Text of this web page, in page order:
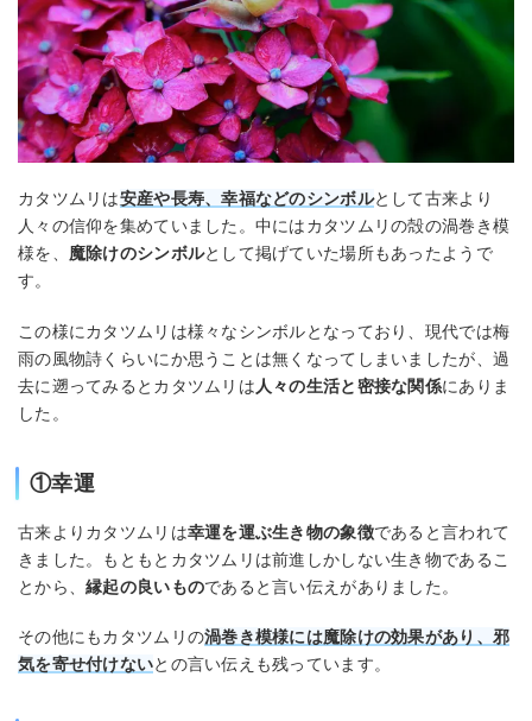
カタツムリは安産や長寿、幸福などのシンボルとして古来より
人々の信仰を集めていました。中にはカタツムリの殻の渦巻き模
様を、 魔除けのシンボルとして掲げていた場所もあったようで
す。
この様にカタツムリは様々なシンボルとなっており、現代では梅
雨の風物詩くらいにか思うことは無くなってしまいましたが、過
去に遡ってみるとカタツムリは 人々の生活と密接な関係にありま
した。
①幸運
古来よりカタツムリは幸運を運ぶ生き物の象徴であると言われて
きました。もともとカタツムリは前進しかしない生き物であるこ
とから、縁起の良いものであると言い伝えがありました。
その他にもカタツムリの渦巻き模様には魔除けの効果があり、邪
気を寄せ付けないとの言い伝えも残っています。